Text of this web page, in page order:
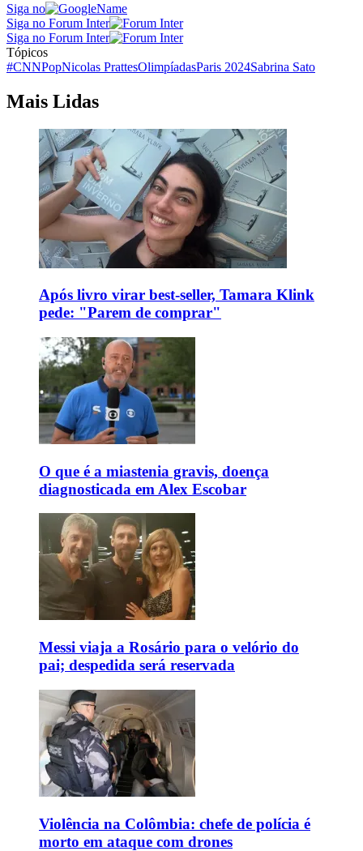
Siga no
Siga no Forum Inter
Siga no Forum Inter
Tópicos
#CNNPopNicolas PrattesOlimpíadasParis 2024Sabrina Sato
Mais Lidas
Após livro virar best-seller, Tamara Klink
pede: "Parem de comprar"
O que é a miastenia gravis, doença
diagnosticada em Alex Escobar
Messi viaja a Rosário para o velório do
pai; despedida será reservada
Violência na Colômbia: chefe de polícia é
morto em ataque com drones